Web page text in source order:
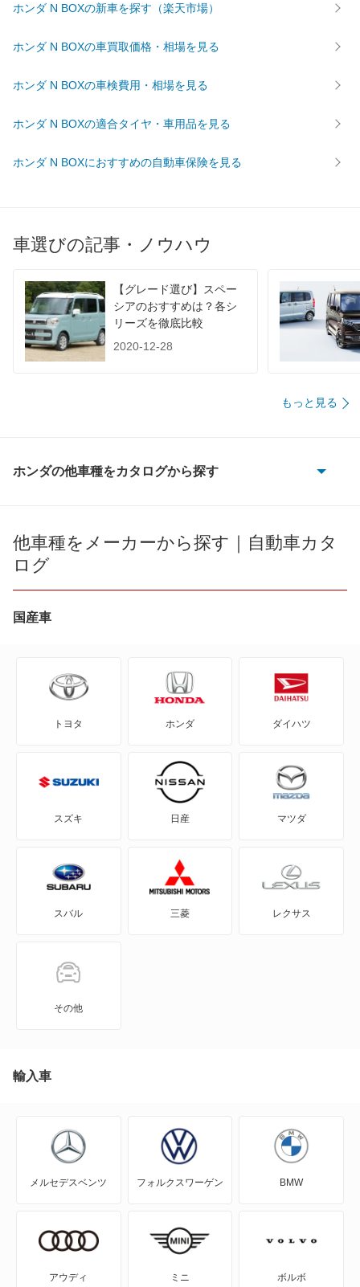
ホンダ N BOXの新車を探す（楽天市場）
ホンダ N BOXの車買取価格・相場を見る
ホンダ N BOXの車検費用・相場を見る
ホンダ N BOXの適合タイヤ・車用品を見る
ホンダ N BOXにおすすめの自動車保険を見る
車選びの記事・ノウハウ
【グレード選び】スペー
シアのおすすめは？各シ
リーズを徹底比較
2020-12-28
もっと見る
ホンダの他車種をカタログから探す
CR-V e:FCEV
CR-V ハイブリッド
CR-X
N BOX+
N-WGN
NSX ハイブリッド
他車種をメーカーから探す｜自動車カタ
ログ
国産車
トヨタ ホンダ ダイハツ
スズキ 日産 マツダ
スバル 三菱 レクサス
その他
輸入車
メルセデスベンツ フォルクスワーゲン BMW
アウディ ミニ ボルボ